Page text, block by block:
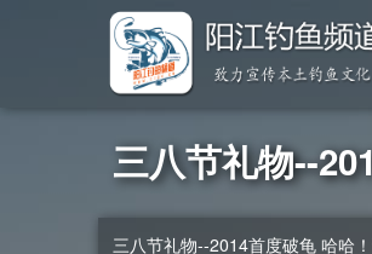
三八节礼物--
三八节礼物--2014首度破龟 哈哈！说是三八节礼物，实际上三八那天已经忘了，到吃完鱼才想起来，没办法，只能拿鱼当礼物了，还好一条蜡鱼加几十条泥蒙和二条小十九公，也算勉强交